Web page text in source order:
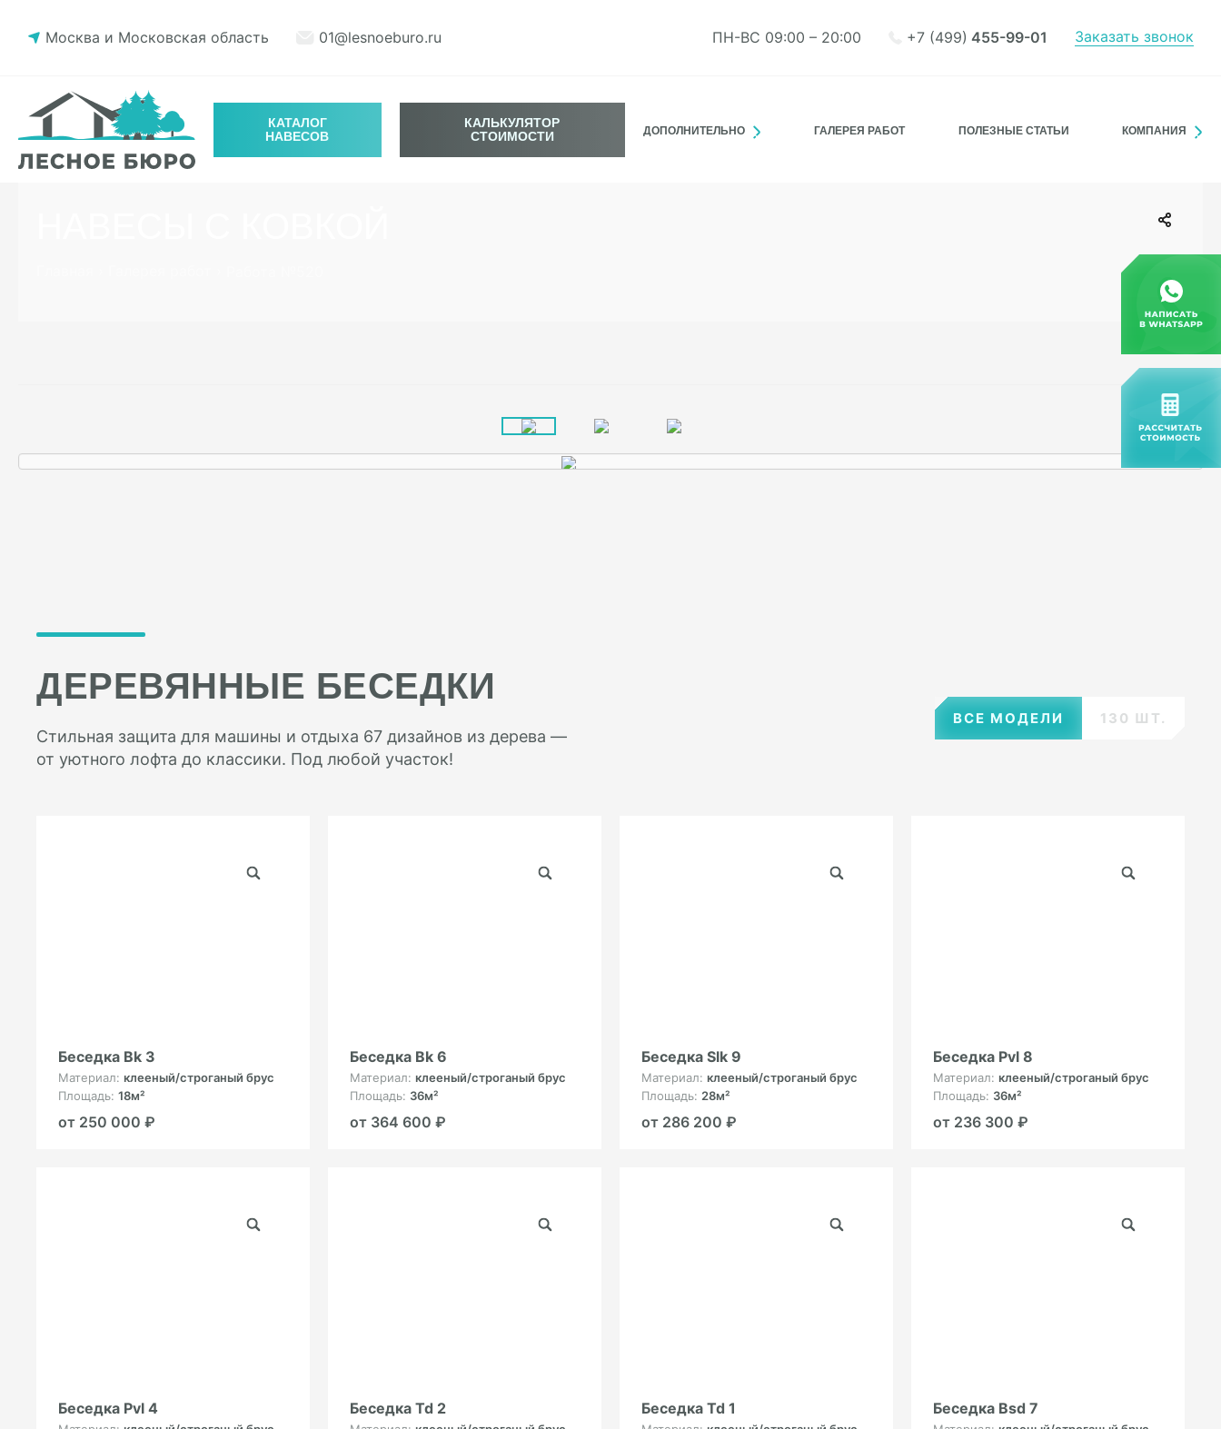
Москва и Московская область 01@lesnoeburo.ru ПН-ВС 09:00 – 20:00 +7 (499) 455-99-01 Заказать звонок
КАТАЛОГ
НАВЕСОВ
КАЛЬКУЛЯТОР
СТОИМОСТИ
ДОПОЛНИТЕЛЬНО ГАЛЕРЕЯ РАБОТ ПОЛЕЗНЫЕ СТАТЬИ КОМПАНИЯ
ДЕРЕВЯННЫЕ БЕСЕДКИ
Стильная защита для машины и отдыха 67 дизайнов из дерева —
от уютного лофта до классики. Под любой участок!
ВСЕ МОДЕЛИ 130 ШТ.
Беседка Bk 3
Материал: клееный/строганый брус
Площадь: 18м²
от 250 000 ₽
Беседка Bk 6
Материал: клееный/строганый брус
Площадь: 36м²
от 364 600 ₽
Беседка Slk 9
Материал: клееный/строганый брус
Площадь: 28м²
от 286 200 ₽
Беседка Pvl 8
Материал: клееный/строганый брус
Площадь: 36м²
от 236 300 ₽
Беседка Pvl 4 Беседка Td 2 Беседка Td 1 Беседка Bsd 7